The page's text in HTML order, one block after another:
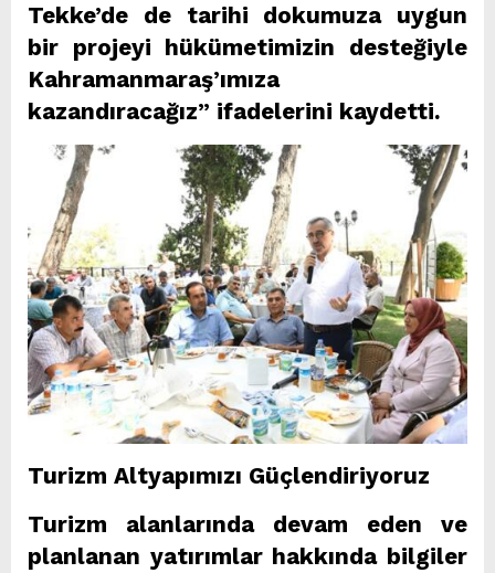
Tekke’de de tarihi dokumuza uygun
bir projeyi hükümetimizin desteğiyle
Kahramanmaraş’ımıza
kazandıracağız” ifadelerini kaydetti.
Turizm Altyapımızı Güçlendiriyoruz
Turizm alanlarında devam eden ve
planlanan yatırımlar hakkında bilgiler